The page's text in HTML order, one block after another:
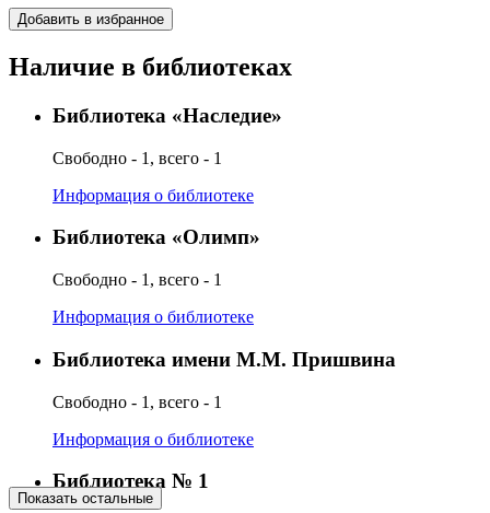
Добавить в избранное
Наличие в библиотеках
Библиотека «Наследие»
Свободно - 1, всего - 1
Информация о библиотеке
Библиотека «Олимп»
Свободно - 1, всего - 1
Информация о библиотеке
Библиотека имени М.М. Пришвина
Свободно - 1, всего - 1
Информация о библиотеке
Библиотека № 1
Показать остальные